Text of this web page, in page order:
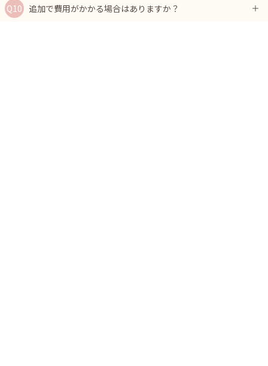
追加で費用がかかる場合はありますか？